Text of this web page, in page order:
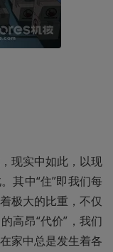
现实中如此，以现
其中“住”即我们每
极大的比重，不仅
高昂“代价”，我们
家中总是发生着各